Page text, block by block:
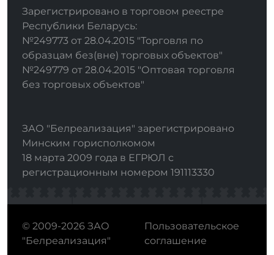
Зарегистрировано в торговом реестре
Республики Беларусь:
№249773 от 28.04.2015 "Торговля по
образцам без(вне) торговых объектов"
№249779 от 28.04.2015 "Оптовая торговля
без торговых объектов"
ЗАО "Белреализация" зарегистрировано
Минским горисполкомом
18 марта 2009 года в ЕГРЮЛ с
регистрационным номером 191113330
© 2009-2026 ЗАО
"Белреализация"
Пользовательское
соглашение